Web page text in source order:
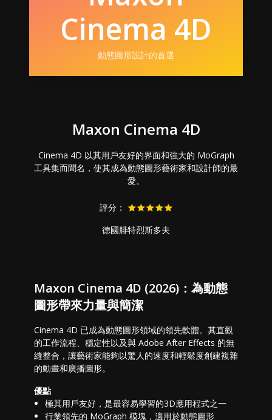
Cinema 4D
動態圖形設計的首選
Maxon Cinema 4D
Cinema 4D 以其用戶友好的界面和強大的 MoGraph
工具集而聞名，使其成為動態圖形藝術家和設計師的最
愛。
評分：
德國腓特烈斯多夫
Maxon Cinema 4D (2026)：為動態
圖形帶來力量與簡潔
Cinema 4D 已成為動態圖形領域的領先軟體。其直觀
的工作流程、穩定性以及與 Adobe After Effects 的無
縫整合，讓藝術家能夠以驚人的速度和輕鬆度創建複雜
的動畫和廣播圖形。
優點
極其用戶友好，是最容易學習的3D應用程式之一
行業領先的 MoGraph 模塊，適用於動態圖形